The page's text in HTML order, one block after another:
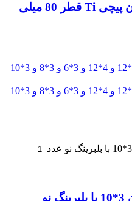
بلبرینگ تعادل درب آهنی تفلون پیچی Ti قطر 80 میلی